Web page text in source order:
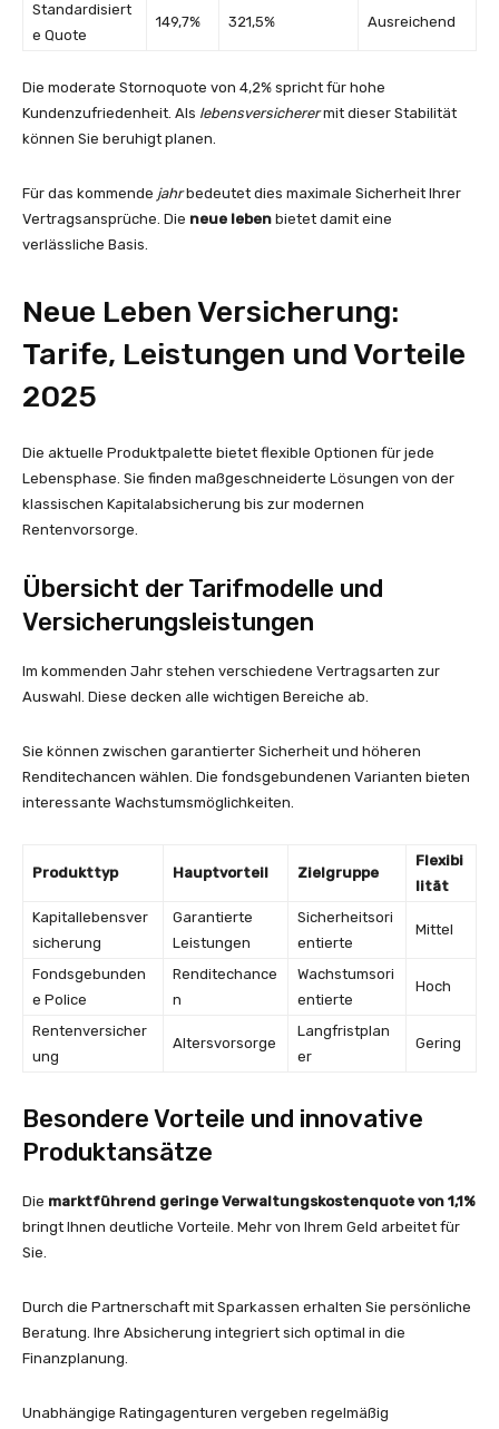
Standardisiert
e Quote
149,7% 321,5% Ausreichend
Die moderate Stornoquote von 4,2% spricht für hohe
Kundenzufriedenheit. Als lebensversicherermit dieser Stabilität
können Sie beruhigt planen.
Für das kommende jahrbedeutet dies maximale Sicherheit Ihrer
Vertragsansprüche. Die neue leben bietet damit eine
verlässliche Basis.
Neue Leben Versicherung:
Tarife, Leistungen und Vorteile
2025
Die aktuelle Produktpalette bietet flexible Optionen für jede
Lebensphase. Sie finden maßgeschneiderte Lösungen von der
klassischen Kapitalabsicherung bis zur modernen
Rentenvorsorge.
Übersicht der Tarifmodelle und
Versicherungsleistungen
Im kommenden Jahr stehen verschiedene Vertragsarten zur
Auswahl. Diese decken alle wichtigen Bereiche ab.
Sie können zwischen garantierter Sicherheit und höheren
Renditechancen wählen. Die fondsgebundenen Varianten bieten
interessante Wachstumsmöglichkeiten.
Produkttyp Hauptvorteil Zielgruppe
Flexibi
lität
Kapitallebensver
sicherung
Garantierte
Leistungen
Sicherheitsori
entierte
Mittel
Fondsgebunden
e Police
Renditechance
n
Wachstumsori
entierte
Hoch
Rentenversicher
ung
Altersvorsorge
Langfristplan
er
Gering
Besondere Vorteile und innovative
Produktansätze
Die marktführend geringe Verwaltungskostenquote von 1,1%
bringt Ihnen deutliche Vorteile. Mehr von Ihrem Geld arbeitet für
Sie.
Durch die Partnerschaft mit Sparkassen erhalten Sie persönliche
Beratung. Ihre Absicherung integriert sich optimal in die
Finanzplanung.
Unabhängige Ratingagenturen vergeben regelmäßig